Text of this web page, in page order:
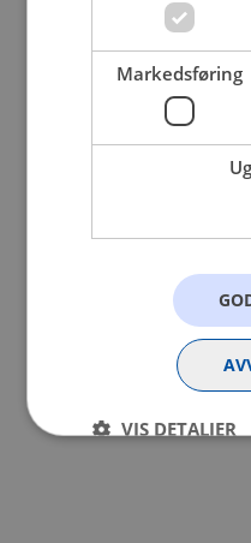
browser
Markedsføring
VIS DETALJER